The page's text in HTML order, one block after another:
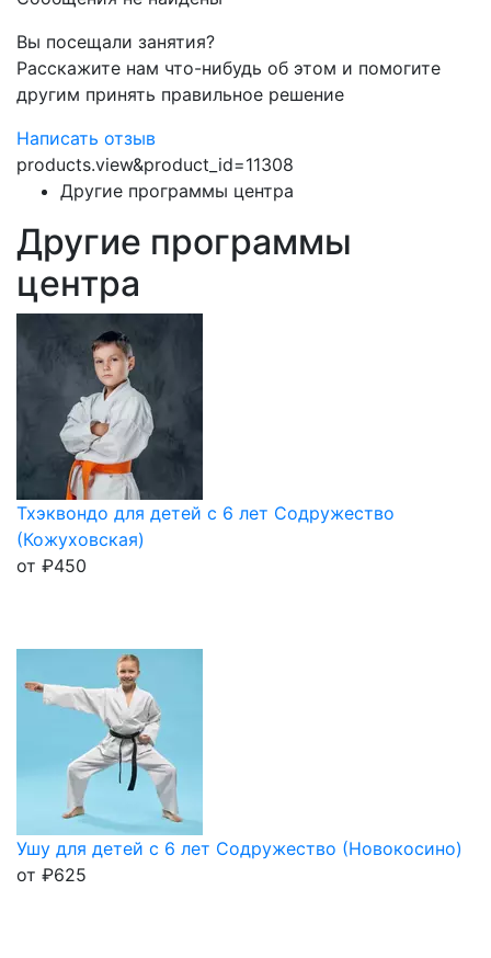
Вы посещали занятия?
Расскажите нам что-нибудь об этом и помогите
другим принять правильное решение
Написать отзыв
products.view&product_id=11308
Другие программы центра
Другие программы
центра
Тхэквондо для детей с 6 лет Содружество
(Кожуховская)
от ₽450
Ушу для детей с 6 лет Содружество (Новокосино)
от ₽625